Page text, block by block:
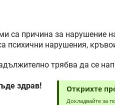
са причина за нарушение
психични нарушения,
трябва да се
здрав! Открихте
Докладвайте за